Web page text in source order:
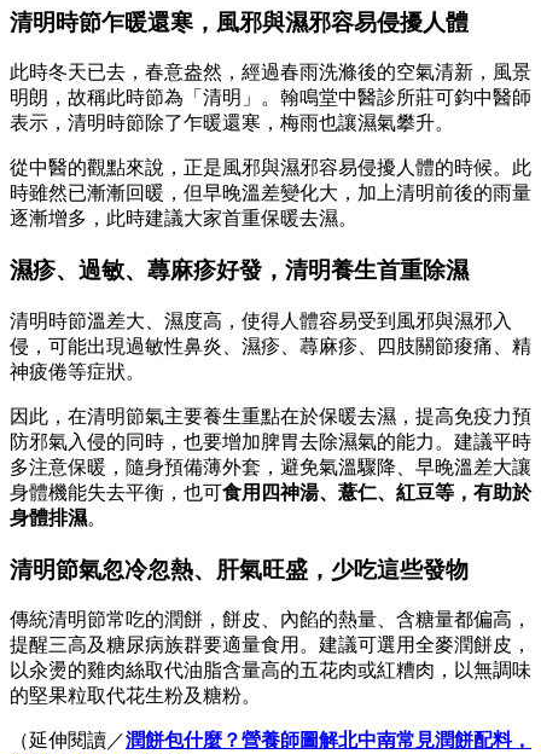
清明時節乍暖還寒，風邪與濕邪容易侵擾人體
此時冬天已去，春意盎然，經過春雨洗滌後的空氣清新，風景
明朗，故稱此時節為「清明」。翰鳴堂中醫診所莊可鈞中醫師
表示，清明時節除了乍暖還寒，梅雨也讓濕氣攀升。
從中醫的觀點來說，正是風邪與濕邪容易侵擾人體的時候。此
時雖然已漸漸回暖，但早晚溫差變化大，加上清明前後的雨量
逐漸增多，此時建議大家首重保暖去濕。
濕疹、過敏、蕁麻疹好發，清明養生首重除濕
清明時節溫差大、濕度高，使得人體容易受到風邪與濕邪入
侵，可能出現過敏性鼻炎、濕疹、蕁麻疹、四肢關節痠痛、精
神疲倦等症狀。
因此，在清明節氣主要養生重點在於保暖去濕，提高免疫力預
防邪氣入侵的同時，也要增加脾胃去除濕氣的能力。建議平時
多注意保暖，隨身預備薄外套，避免氣溫驟降、早晚溫差大讓
身體機能失去平衡，也可食用 四神湯、薏仁、紅豆等，有助於
身體排濕。
清明節氣忽冷忽熱、肝氣旺盛，少吃這些發物
傳統清明節常吃的潤餅，餅皮、內餡的熱量、含糖量都偏高，
提醒三高及糖尿病族群要適量食用。建議可選用全麥潤餅皮，
以汆燙的雞肉絲取代油脂含量高的五花肉或紅糟肉，以無調味
的堅果粒取代花生粉及糖粉。
（延伸閱讀／潤餅包什麼？營養師圖解北中南常見潤餅配料，